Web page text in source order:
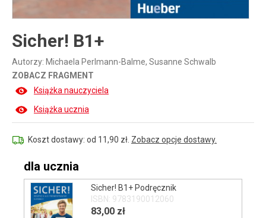
Sicher! B1+
Autorzy: Michaela Perlmann-Balme, Susanne Schwalb
ZOBACZ FRAGMENT
Książka nauczyciela
Książka ucznia
Koszt dostawy: od 11,90 zł. Zobacz opcje dostawy.
dla ucznia
Sicher! B1+ Podręcznik
ISBN: 9783190012060
83,00 zł